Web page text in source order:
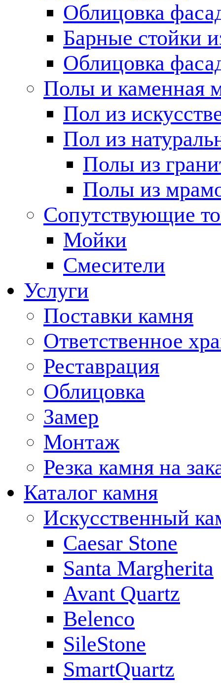
Облицовка
Барные стойки
Облицовка
Полы и каменная
Пол из
Пол из
Полы из
Полы из
Сопутствующие
Мойки
Смесители
Услуги
Поставки камня
Ответственное
Реставрация
Облицовка
Замер
Монтаж
Резка камня на
Каталог камня
Искусственный
Caesar Stone
Santa Margherita
Avant Quartz
Belenco
SileStone
SmartQuartz